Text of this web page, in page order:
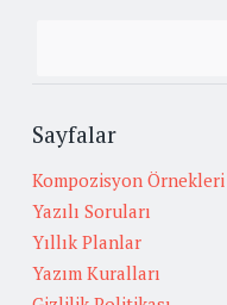
Sayfalar
Kompozisyon Örnekleri
Yazılı Soruları
Yıllık Planlar
Yazım Kuralları